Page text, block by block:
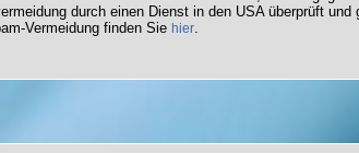
durch einen Dienst in den USA überprüft
Vermeidung finden Sie hier.